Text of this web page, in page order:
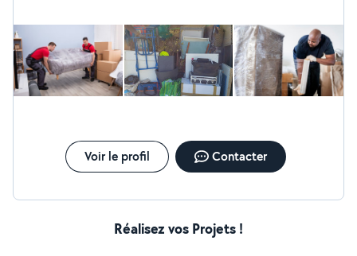
Voir le profil Contacter
Réalisez vos Projets !